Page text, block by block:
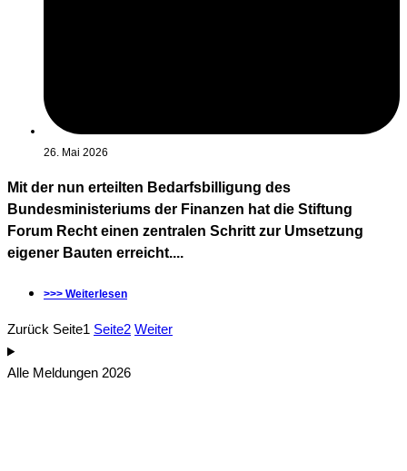
26. Mai 2026
Mit der nun erteilten Bedarfsbilligung des
Bundesministeriums der Finanzen hat die Stiftung
Forum Recht einen zentralen Schritt zur Umsetzung
eigener Bauten erreicht....
>>> Weiterlesen
Zurück Seite1 Seite2 Weiter
Alle Meldungen 2026